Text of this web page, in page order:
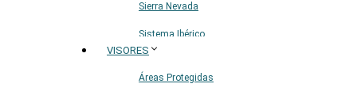
Sierra Nevada
Sistema Ibérico
VISORES
Áreas Protegidas